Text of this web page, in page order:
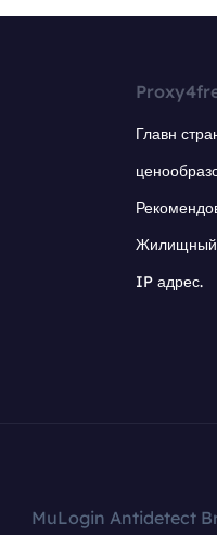
Главн
Жилищный
IP адрес.
MuLogin Antidetect